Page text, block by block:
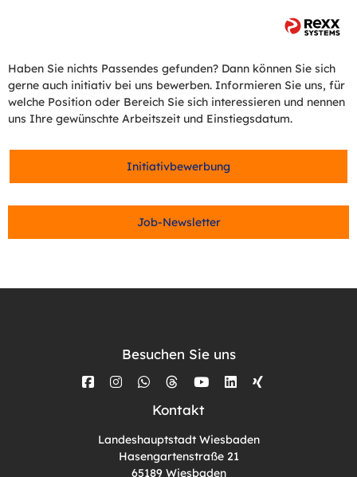
Haben Sie nichts Passendes gefunden? Dann können Sie sich
gerne auch initiativ bei uns bewerben. Informieren Sie uns, für
welche Position oder Bereich Sie sich interessieren und nennen
uns Ihre gewünschte Arbeitszeit und Einstiegsdatum.
Initiativbewerbung
Job-Newsletter
Besuchen Sie uns
Kontakt
Landeshauptstadt Wiesbaden
Hasengartenstraße 21
65189 Wiesbaden